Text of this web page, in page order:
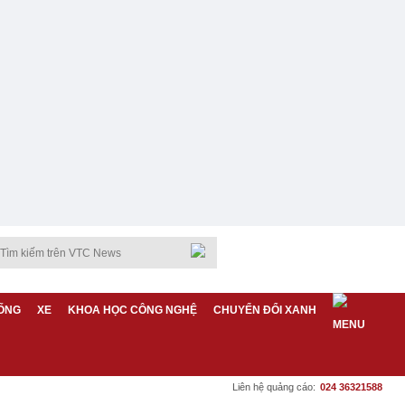
XE KHOA HỌC CÔNG NGHỆ CHUYỂN ĐỔI XANH
Liên hệ quảng cáo: 024 36321588